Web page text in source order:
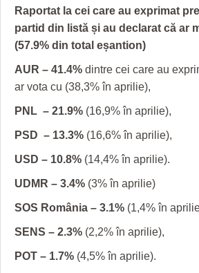
SFATURI JURIDICE
Raportat la cei care au exprimat
partid din listă și au declarat că ar
(57.9% din total eșantion)
AUR – 41.4% dintre cei care au
ar vota cu (38,3% în aprilie),
PNL – 21.9% (16,9% în aprilie),
PSD – 13.3% (16,6% în aprilie),
USD – 10.8% (14,4% în aprilie).
UDMR – 3.4% (3% în aprilie)
SOS România – 3.1% (1,4% în
SENS – 2.3% (2,2% în aprilie),
POT – 1.7% (4,5% în aprilie).